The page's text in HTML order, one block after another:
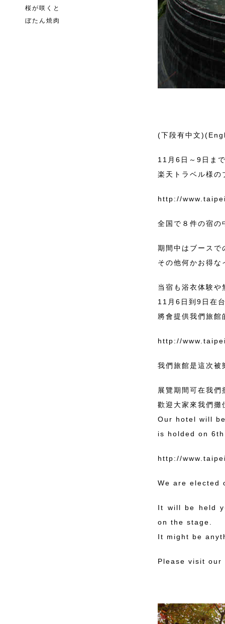
桜が咲くと
ぼたん焼肉
(下段有中文
11月6日～9日ま
楽天トラベル様の
http://
全国で８件の宿の
期間中はブースで
その他何かお得
当宿も浴衣体験
11月6日到9日在
將會提供我們旅館
http://
我們旅館是這次
展覽期間可在我
歡迎大家來我們攤
Our hotel will
is holded on
http://
We are elected
It will be held
on the stage.
It might be
Please visit our